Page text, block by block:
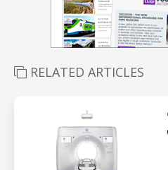
RELATED ARTICLES